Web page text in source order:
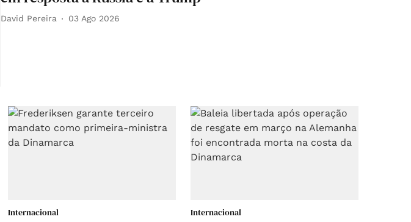
David Pereira 03 Ago 2026
Internacional Internacional